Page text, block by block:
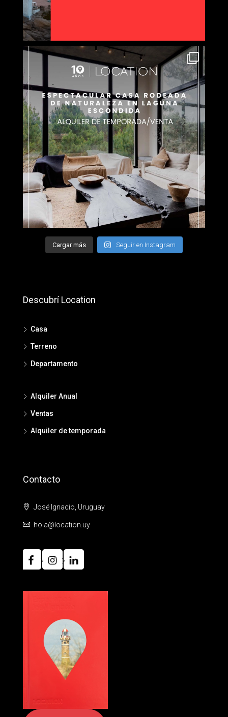
Cargar más Seguir en Instagram
Descubrí Location
Casa
Terreno
Departamento
Alquiler Anual
Ventas
Alquiler de temporada
Contacto
José Ignacio, Uruguay
hola@location.uy